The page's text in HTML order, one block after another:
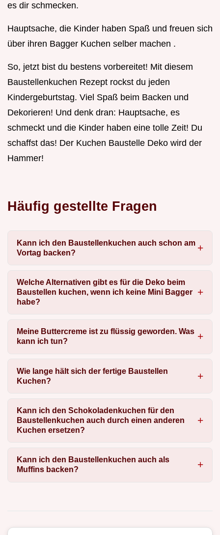
es dir schmecken.
Hauptsache, die Kinder haben Spaß und freuen sich
über ihren Bagger Kuchen selber machen .
So, jetzt bist du bestens vorbereitet! Mit diesem
Baustellenkuchen Rezept rockst du jeden
Kindergeburtstag. Viel Spaß beim Backen und
Dekorieren! Und denk dran: Hauptsache, es
schmeckt und die Kinder haben eine tolle Zeit! Du
schaffst das! Der Kuchen Baustelle Deko wird der
Hammer!
Häufig gestellte Fragen
Kann ich den Baustellenkuchen auch schon am
Vortag backen?
Welche Alternativen gibt es für die Deko beim
Baustellen kuchen, wenn ich keine Mini Bagger
habe?
Meine Buttercreme ist zu flüssig geworden. Was
kann ich tun?
Wie lange hält sich der fertige Baustellen
Kuchen?
Kann ich den Schokoladenkuchen für den
Baustellenkuchen auch durch einen anderen
Kuchen ersetzen?
Kann ich den Baustellenkuchen auch als
Muffins backen?